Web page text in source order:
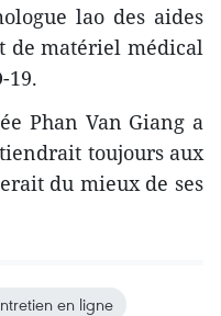
lao des aides
de matériel médical
19.
Phan Van Giang a
toujours aux
du mieux de ses
en ligne